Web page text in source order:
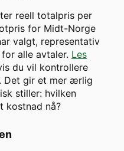
reell totalpris per
for Midt-Norge
valgt, representativ
alle avtaler. Les
du vil kontrollere
Det gir et mer ærlig
stiller: hvilken
kostnad nå?